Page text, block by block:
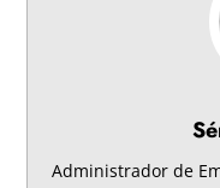
Administrador de